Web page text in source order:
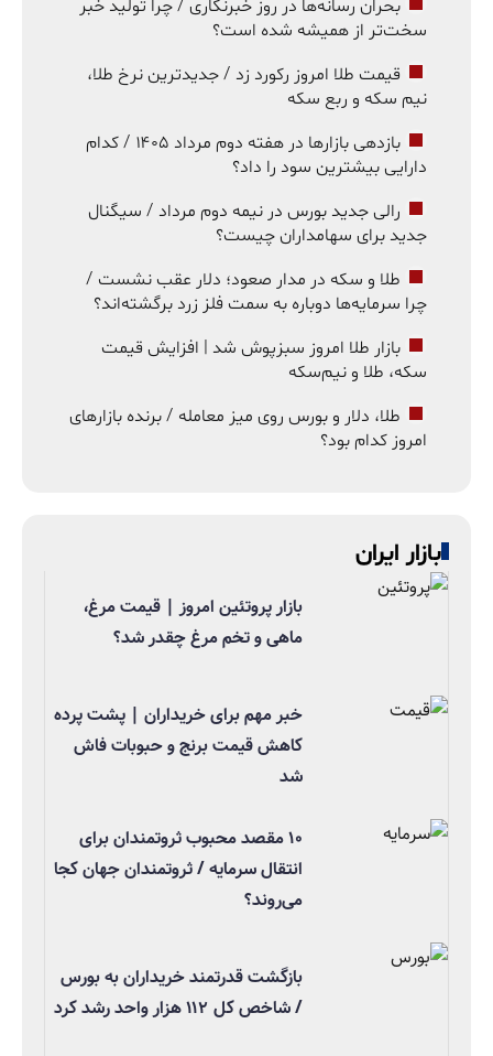
بحران رسانه‌ها در روز خبرنگاری / چرا تولید خبر
سخت‌تر از همیشه شده است؟
قیمت طلا امروز رکورد زد / جدیدترین نرخ طلا،
نیم سکه و ربع سکه
بازدهی بازارها در هفته دوم مرداد ۱۴۰۵ / کدام
دارایی بیشترین سود را داد؟
رالی جدید بورس در نیمه دوم مرداد / سیگنال
جدید برای سهامداران چیست؟
طلا و سکه در مدار صعود؛ دلار عقب نشست /
چرا سرمایه‌ها دوباره به سمت فلز زرد برگشته‌اند؟
بازار طلا امروز سبزپوش شد | افزایش قیمت
سکه، طلا و نیم‌سکه
طلا، دلار و بورس روی میز معامله / برنده بازارهای
امروز کدام بود؟
بازار ایران
بازار پروتئین امروز | قیمت مرغ،
ماهی و تخم مرغ چقدر شد؟
خبر مهم برای خریداران | پشت پرده
کاهش قیمت برنج و حبوبات فاش
شد
۱۰ مقصد محبوب ثروتمندان برای
انتقال سرمایه / ثروتمندان جهان کجا
می‌روند؟
بازگشت قدرتمند خریداران به بورس
/ شاخص کل ۱۱۲ هزار واحد رشد کرد